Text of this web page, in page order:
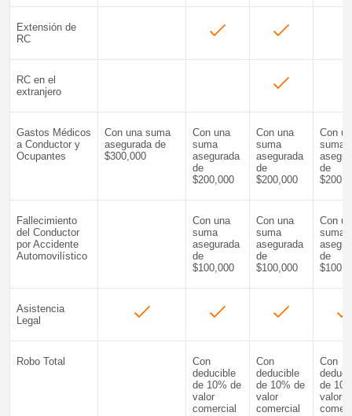
Extensión de
RC
RC en el
extranjero
Gastos Médicos
a Conductor y
Ocupantes
Con una suma
asegurada de
$300,000
Con una
suma
asegurada
de
$200,000
Con una
suma
asegurada
de
$200,000
Con
suma
de
Fallecimiento
del Conductor
por Accidente
Automovilístico
Con una
suma
asegurada
de
$100,000
Con una
suma
asegurada
de
$100,000
Con
suma
de
Asistencia
Legal
Robo Total
Con
deducible
de 10% de
valor
comercial
Con
deducible
de 10% de
valor
comercial
Con
de
valor